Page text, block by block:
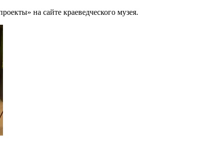
на сайте краеведческого музея.